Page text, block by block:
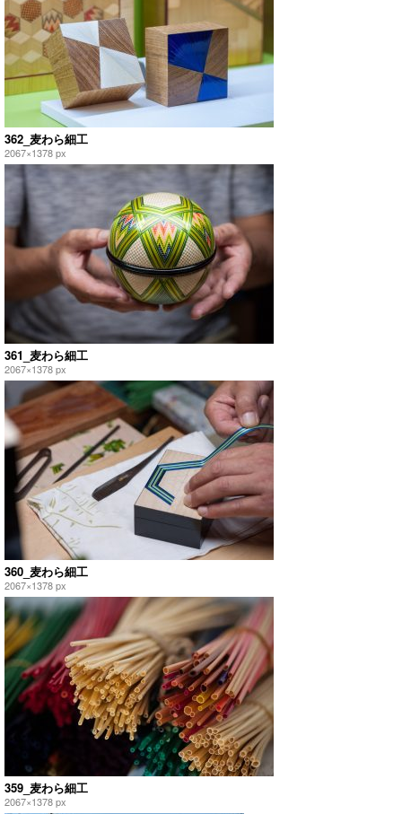
362_麦わら細工
2067×1378 px
361_麦わら細工
2067×1378 px
360_麦わら細工
2067×1378 px
359_麦わら細工
2067×1378 px